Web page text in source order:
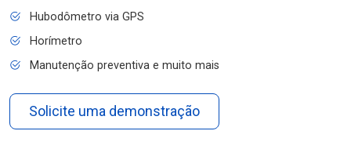
Hubodômetro via GPS
Horímetro
Manutenção preventiva e muito mais
Solicite uma demonstração